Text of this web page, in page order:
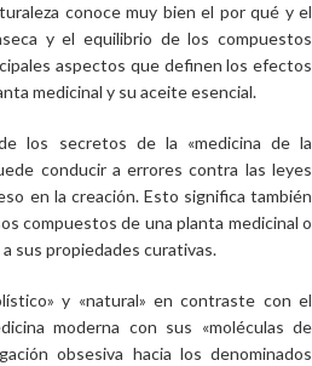
conoce muy bien el por qué y el
y el equilibrio de los compuestos
aspectos que definen los efectos
medicinal y su aceite esencial.
los secretos de la «medicina de la
conducir a errores contra las leyes
en la creación. Esto significa también
compuestos de una planta medicinal o
sus propiedades curativas.
y «natural» en contraste con el
moderna con sus «moléculas de
obsesiva hacia los denominados